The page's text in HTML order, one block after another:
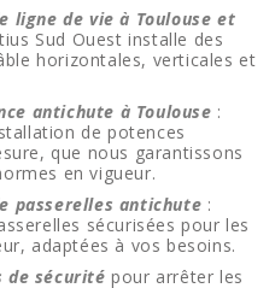
ligne de vie à Toulouse et
Sud Ouest installe des
horizontales, verticales et
antichute à Toulouse :
de potences
que nous garantissons
en vigueur.
passerelles antichute :
sécurisées pour les
adaptées à vos besoins.
de sécurité pour arrêter les